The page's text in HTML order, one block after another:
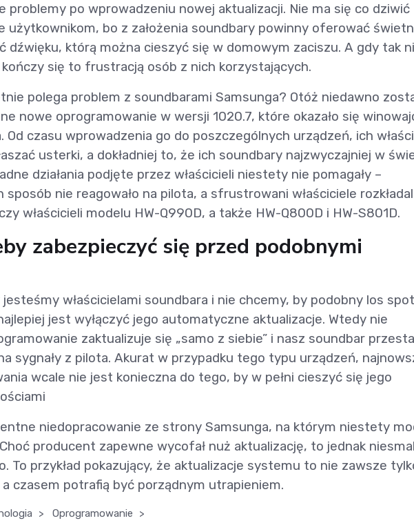
problemy po wprowadzeniu nowej aktualizacji. Nie ma się co dziwić
użytkownikom, bo z założenia soundbary powinny oferować
dźwięku, którą można cieszyć się w domowym zaciszu. A gdy tak
się to frustracją osób z nich korzystających.
polega problem z soundbarami Samsunga? Otóż niedawno
nowe oprogramowanie w wersji 1020.7, które okazało się
Od czasu wprowadzenia go do poszczególnych urządzeń, ich
usterki, a dokładniej to, że ich soundbary najzwyczajniej w
działania podjęte przez właścicieli niestety nie pomagały –
sposób nie reagowało na pilota, a sfrustrowani właściciele
właścicieli modelu HW-Q990D, a także HW-Q800D i HW-S801D.
zabezpieczyć się przed podobnymi
właścicielami soundbara i nie chcemy, by podobny los
jest wyłączyć jego automatyczne aktualizacje. Wtedy nie
zaktualizuje się „samo z siebie” i nasz soundbar
sygnały z pilota. Akurat w przypadku tego typu urządzeń,
wcale nie jest konieczna do tego, by w pełni cieszyć się jego
niedopracowanie ze strony Samsunga, na którym niestety
producent zapewne wycofał nuż aktualizację, to jednak
To przykład pokazujący, że aktualizacje systemu to nie zawsze
a czasem potrafią być porządnym utrapieniem.
> Oprogramowanie >